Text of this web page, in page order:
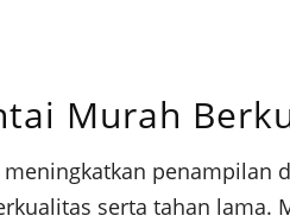
Murah
penampilan
serta tahan lama.